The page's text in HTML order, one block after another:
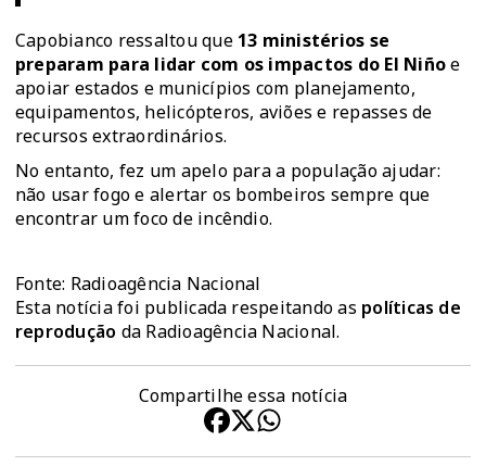
Capobianco ressaltou que 13 ministérios se
preparam para lidar com os impactos do El Niñoe
apoiar estados e municípios com planejamento,
equipamentos, helicópteros, aviões e repasses de
recursos extraordinários.
No entanto, fez um apelo para a população ajudar:
não usar fogo e alertar os bombeiros sempre que
encontrar um foco de incêndio.
Fonte: Radioagência Nacional
Esta notícia foi publicada respeitando as políticas de
reprodução da Radioagência Nacional.
Compartilhe essa notícia